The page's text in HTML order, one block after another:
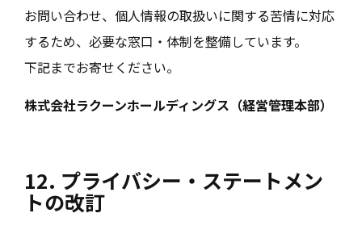
お問い合わせ、個人情報の取扱いに関する苦情に対応
するため、必要な窓口・体制を整備しています。
下記までお寄せください。
株式会社ラクーンホールディングス（経営管理本部）
12. プライバシー・ステートメン
トの改訂